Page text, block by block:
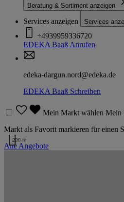
Beratung & Sortiment anzeigen
Services anzeigen Services
+4939959336720
EDEKA Baaß Anrufen
edeka-dargun.nord@edeka.de
EDEKA Baaß Schreiben
Mein Markt wählen Mein
Markt als Favorit markieren für einen
Alle Angebote
200 m